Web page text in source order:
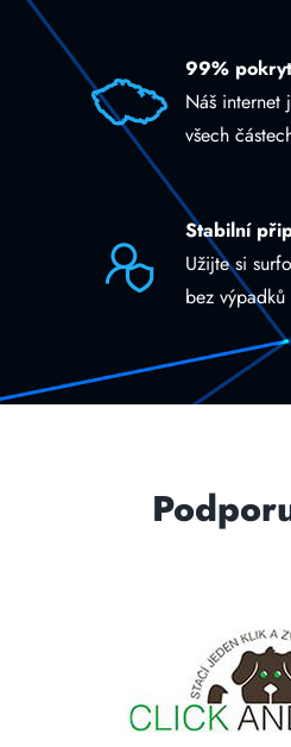
99%
Náš internet
všech
Stabilní
Užijte si
bez